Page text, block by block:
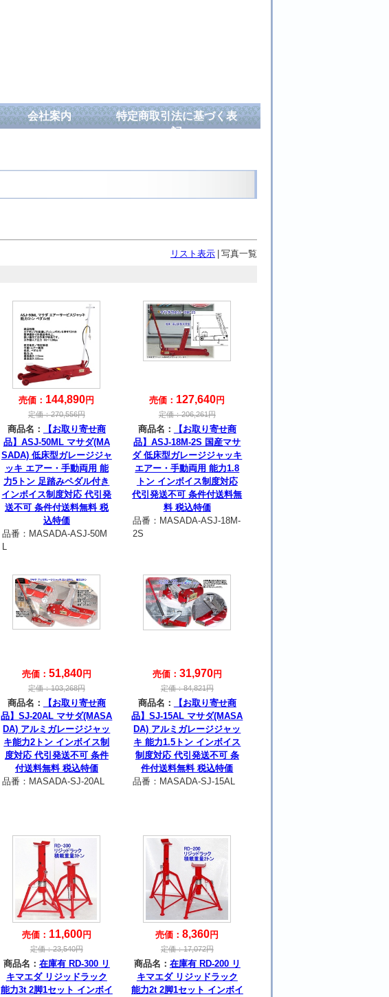
会社案内
特定商取引法に基づく表
記
リスト表示 写真一覧
売価： 144,890円
定価：270,556円
商品名：
【お取り寄せ商
品】ASJ-50ML マサダ(MA
SADA) 低床型ガレージジャ
ッキ エアー・手動両用 能
力5トン 足踏みペダル付き
インボイス制度対応 代引発
送不可 条件付送料無料 税
込特価
品番： MASADA-ASJ-50M
L
売価： 127,640円
定価：206,261円
商品名：
【お取り寄せ商
品】ASJ-18M-2S 国産マサ
ダ 低床型ガレージジャッキ
エアー・手動両用 能力1.8
トン インボイス制度対応
代引発送不可 条件付送料無
料 税込特価
品番： MASADA-ASJ-18M-
2S
売価： 51,840円
定価：103,268円
商品名：
【お取り寄せ商
品】SJ-20AL マサダ(MASA
DA) アルミガレージジャッ
キ能力2トン インボイス制
度対応 代引発送不可 条件
付送料無料 税込特価
品番： MASADA-SJ-20AL
売価： 31,970円
定価：84,821円
商品名：
【お取り寄せ商
品】SJ-15AL マサダ(MASA
DA) アルミガレージジャッ
キ 能力1.5トン インボイス
制度対応 代引発送不可 条
件付送料無料 税込特価
品番： MASADA-SJ-15AL
売価： 11,600円
定価：23,540円
商品名： 在庫有 RD-300 リ
キマエダ リジッドラック
能力3t 2脚1セット インボイ
売価：8,360円
定価：17,072円
商品名： 在庫有 RD-200 リ
キマエダ リジッドラック
能力2t 2脚1セット インボイ